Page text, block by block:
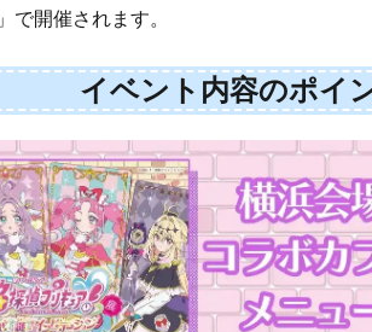
で開催されます。
イベント内容のポイ